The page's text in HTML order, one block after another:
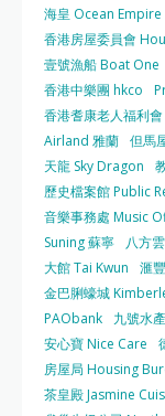
海皇 Ocean Empire
香港房屋委員會
壹號漁船 Boat One
香港中樂團 hkco
香港耆康老人福利
Airland 雅蘭 但馬
天龍 Sky Dragon
歷史檔案館 Public
音樂事務處 Music
Suning 蘇寧
八方
大館 Tai Kwun
滙
金巴脷蠔城
PAObank
九號水
安心寶 Nice Care
房屋局 Housing
茶皇殿 Jasmine